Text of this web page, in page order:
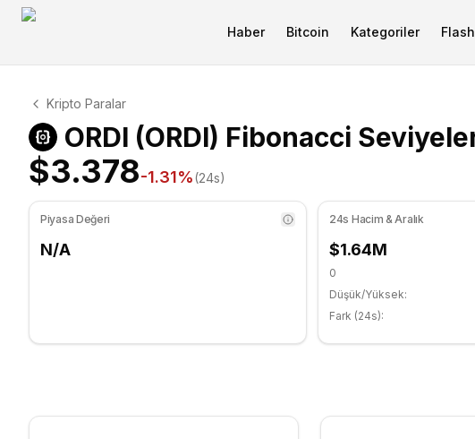
Haber Bitcoin Kategoriler
ORDI Teknik Analizi
ORDI şu anda $3.378 seviyesinde işlem görüyor. RSI
Kripto Paralar
ORDI (ORDI) Fibonacci
$3.378-1.31%(24s)
Piyasa Değeri
N/A
24s Hacim & Aralık
$1.64M
0
Düşük/Yüksek:
Fark (24s):